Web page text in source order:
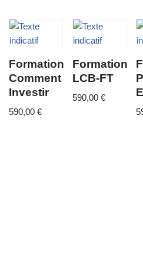
Formation
Comment
Investir
590,00 €
Formation
LCB-FT
590,00€